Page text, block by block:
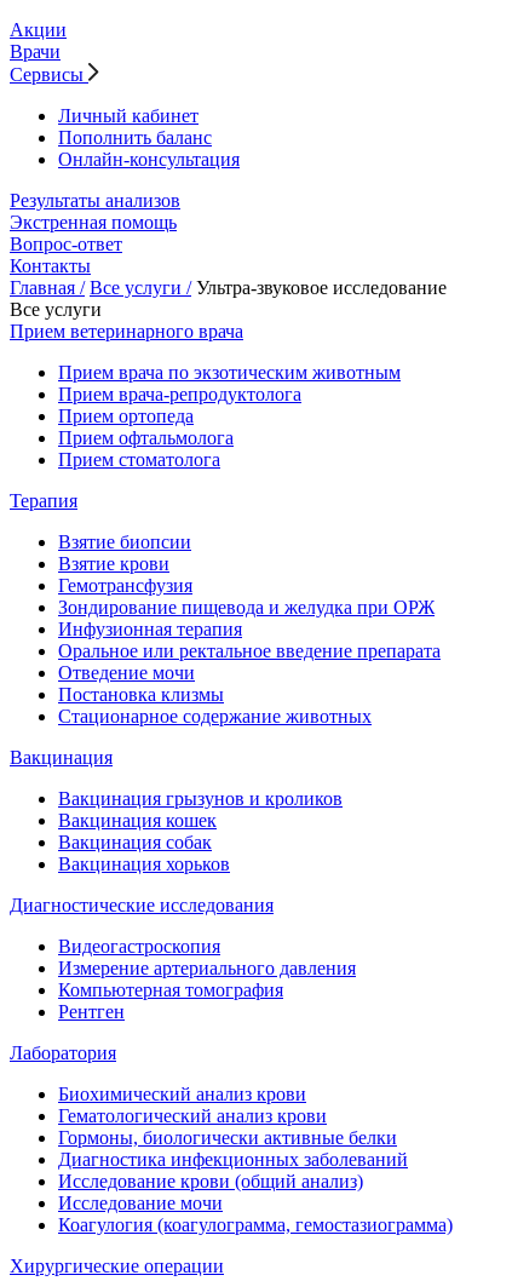
Акции
Врачи
Сервисы
Личный кабинет
Пополнить баланс
Онлайн-консультация
Результаты анализов
Экстренная помощь
Вопрос-ответ
Контакты
Главная / Все услуги / Ультра-звуковое исследование
Все услуги
Прием ветеринарного врача
Прием врача по экзотическим животным
Прием врача-репродуктолога
Прием ортопеда
Прием офтальмолога
Прием стоматолога
Терапия
Взятие биопсии
Взятие крови
Гемотрансфузия
Зондирование пищевода и желудка при ОРЖ
Инфузионная терапия
Оральное или ректальное введение препарата
Отведение мочи
Постановка клизмы
Стационарное содержание животных
Вакцинация
Вакцинация грызунов и кроликов
Вакцинация кошек
Вакцинация собак
Вакцинация хорьков
Диагностические исследования
Видеогастроскопия
Измерение артериального давления
Компьютерная томография
Рентген
Лаборатория
Биохимический анализ крови
Гематологический анализ крови
Гормоны, биологически активные белки
Диагностика инфекционных заболеваний
Исследование крови (общий анализ)
Исследование мочи
Коагулогия (коагулограмма, гемостазиограмма)
Хирургические операции